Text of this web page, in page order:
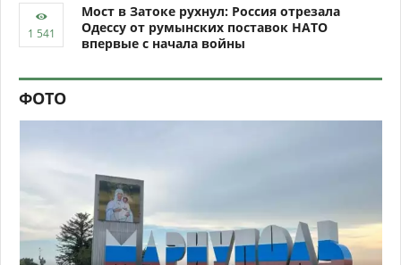
Мост в Затоке рухнул: Россия отрезала
Одессу от румынских поставок НАТО
впервые с начала войны
ФОТО